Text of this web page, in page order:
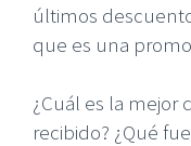
últimos
que es una
¿Cuál es la mejor
recibido? ¿Qué